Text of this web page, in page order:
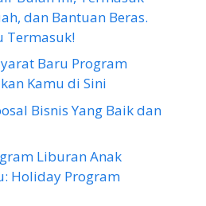
dan Bantuan Beras.
Termasuk!
Baru Program
Kamu di Sini
Bisnis Yang Baik dan
Liburan Anak
Holiday Program